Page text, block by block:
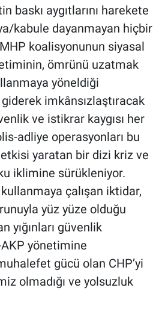
baskı aygıtlarını harekete
kabule dayanmayan hiçbir
koalisyonunun siyasal
ömrünü uzatmak
yöneldiği
imkânsızlaştıracak
ve istikrar kaygısı her
adliye operasyonları bu
yaratan bir dizi kriz ve
iklimine sürükleniyor.
çalışan iktidar,
yüz yüze olduğu
yığınları güvenlik
yönetimine
gücü olan CHP’yi
olmadığı ve yolsuzluk